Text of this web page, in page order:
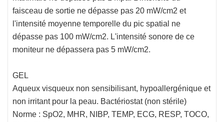
faisceau de sortie ne dépasse pas 20 mW/cm2 et
l'intensité moyenne temporelle du pic spatial ne
dépasse pas 100 mW/cm2. L'intensité sonore de ce
moniteur ne dépassera pas 5 mW/cm2.
GEL
Aqueux visqueux non sensibilisant, hypoallergénique et
non irritant pour la peau. Bactériostat (non stérile)
Norme : SpO2, MHR, NIBP, TEMP, ECG, RESP, TOCO,